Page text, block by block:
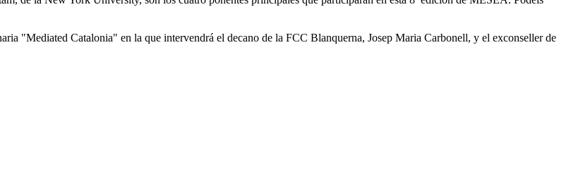
"Mediated Catalonia" en la que intervendrá el decano de la FCC Blanquerna, Josep Maria Carbonell, y el exconseller de